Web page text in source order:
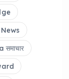
समाचार